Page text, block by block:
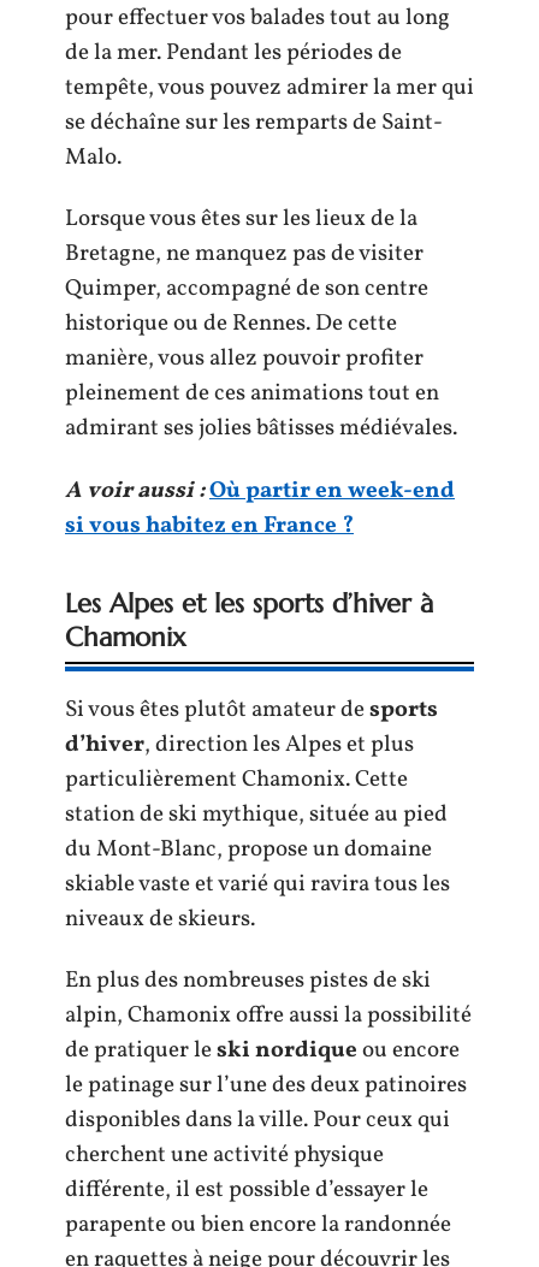
pour effectuer vos balades tout au long
de la mer. Pendant les périodes de
tempête, vous pouvez admirer la mer qui
se déchaîne sur les remparts de Saint-
Malo.
Lorsque vous êtes sur les lieux de la
Bretagne, ne manquez pas de visiter
Quimper, accompagné de son centre
historique ou de Rennes. De cette
manière, vous allez pouvoir profiter
pleinement de ces animations tout en
admirant ses jolies bâtisses médiévales.
A voir aussi :Où partir en week-end
si vous habitez en France ?
Les Alpes et les sports d’hiver à
Chamonix
Si vous êtes plutôt amateur desports
d’hiver, direction les Alpes et plus
particulièrement Chamonix. Cette
station de ski mythique, située au pied
du Mont-Blanc, propose un domaine
skiable vaste et varié qui ravira tous les
niveaux de skieurs.
En plus des nombreuses pistes de ski
alpin, Chamonix offre aussi la possibilité
de pratiquer leski nordiqueou encore
le patinage sur l’une des deux patinoires
disponibles dans la ville. Pour ceux qui
cherchent une activité physique
différente, il est possible d’essayer le
parapente ou bien encore la randonnée
en raquettes à neige pour découvrir les